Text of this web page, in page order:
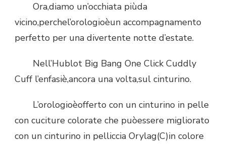
CUDDLY
CUFF
REPLICHE
DI
LUSSO
Ora,diamo un’occhiata piùda
vicino,perchel’orologioèun accompagnamento
perfetto per una divertente notte d’estate.
Nell’Hublot Big Bang One Click Cuddly
Cuff l’enfasiè,ancora una volta,sul cinturino.
L’orologioèofferto con un cinturino in pelle
con cuciture colorate che puòessere migliorato
con un cinturino in pelliccia Orylag(C)in colore